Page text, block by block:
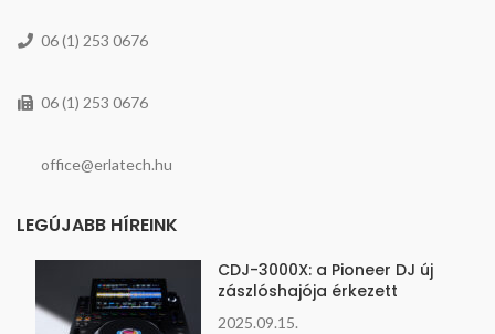
06 (1) 253 0676
06 (1) 253 0676
office@erlatech.hu
LEGÚJABB HÍREINK
CDJ-3000X: a Pioneer DJ új
zászlóshajója érkezett
2025.09.15.